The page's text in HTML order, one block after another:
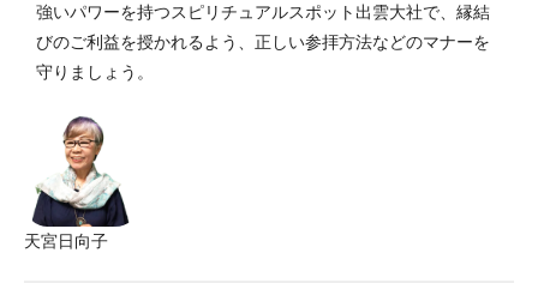
強いパワーを持つスピリチュアルスポット出雲大社で、縁結
びのご利益を授かれるよう、正しい参拝方法などのマナーを
守りましょう。
天宮日向子